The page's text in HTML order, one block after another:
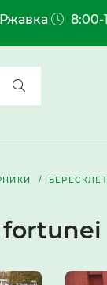
8:00-